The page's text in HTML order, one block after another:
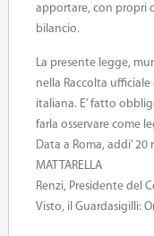
apportare, con propri
bilancio.
La presente legge,
nella Raccolta
italiana. E’ fatto
farla osservare come
Data a Roma, addi’
MATTARELLA
Renzi, Presidente del
Visto, il Guardasigilli: